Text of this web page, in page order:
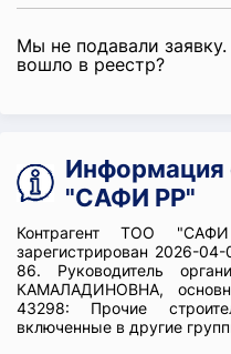
Мы не подавали
вошло в реестр?
Информация
"САФИ РР"
Контрагент ТОО
зарегистрирован 2026-
86. Руководитель
КАМАЛАДИНОВНА,
43298: Прочие
включенные в другие